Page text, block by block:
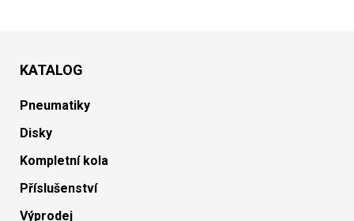
KATALOG
Pneumatiky
Disky
Kompletní kola
Příslušenství
Výprodej